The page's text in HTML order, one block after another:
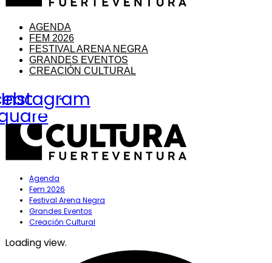
AGENDA
FEM 2026
FESTIVAL ARENA NEGRA
GRANDES EVENTOS
CREACIÓN CULTURAL
Instagram
Agenda
Fem 2026
Festival Arena Negra
Grandes Eventos
Creación Cultural
Loading view.